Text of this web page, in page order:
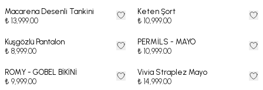
Macarena Desenli Tankini
₺ 13,999.00
Keten Şort
₺ 10,999.00
Kuşgözlü Pantalon
₺ 8,999.00
PERMİLS - MAYO
₺ 10,999.00
ROMY - GOBEL BİKİNİ
₺ 9,999.00
Vivia Straplez Mayo
₺ 14,999.00